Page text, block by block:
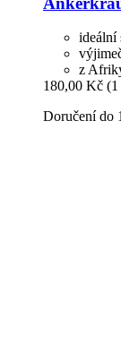
ideální
z
180,00 Kč (1
Doručení do